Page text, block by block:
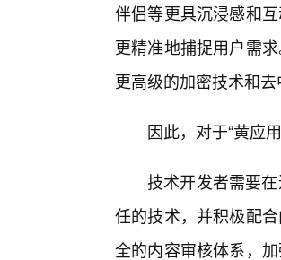
伴侣等更具沉浸感和
更精准地捕捉用户需
更高级的加密技术和
因此，对于“黄应
技术开发者需要
任的技术，并积极配
全的内容审核体系，